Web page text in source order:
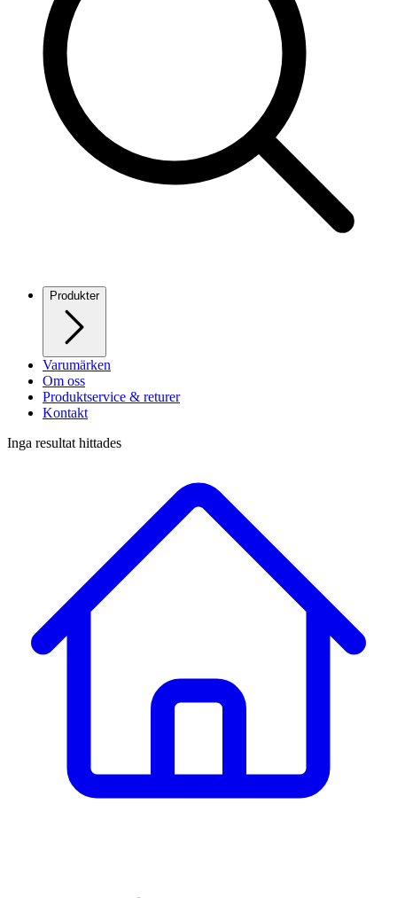
Produkter
Varumärken
Om oss
Produktservice & returer
Kontakt
Inga resultat hittades